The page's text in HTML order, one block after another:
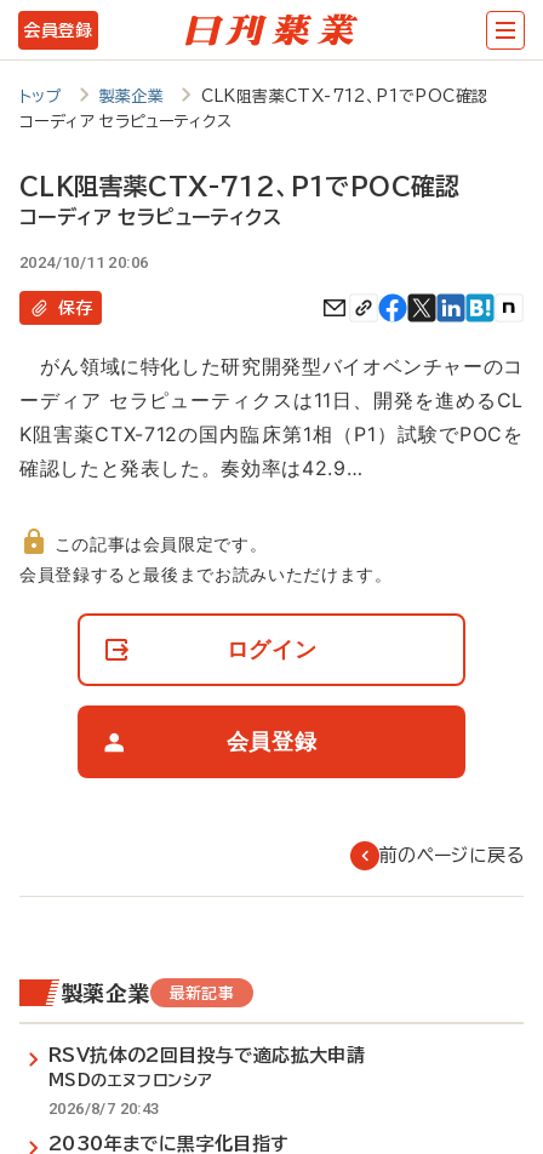
メ
イ
テ
ツ
に
動
会員登録
トップ 製薬企業
CLK阻害薬CTX-712、P1でPOC確認
コーディア セラピューティクス
CLK阻害薬CTX-712、P1でPOC確認
コーディア セラピューティクス
2024/10/11 20:06
保存
がん領域に特化した研究開発型バイオベンチャーのコ
ーディア セラピューティクスは11日、開発を進めるCL
K阻害薬CTX-712の国内臨床第1相（P1）試験でPOCを
確認したと発表した。奏効率は42.9…
非
この記事は会員限定です。
会員登録すると最後までお読みいただけます。
ログイン
会員登録
前のページに戻る
製薬企業 最新記事
RSV抗体の2回目投与で適応拡大申請
MSDのエヌフロンシア
2026/8/7 20:43
2030年までに黒字化目指す